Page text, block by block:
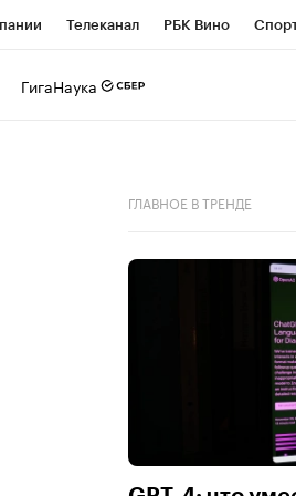
Телеканал РБК Вино
ГигаНаука
ГЛАВНОЕ В ТРЕНДЕ